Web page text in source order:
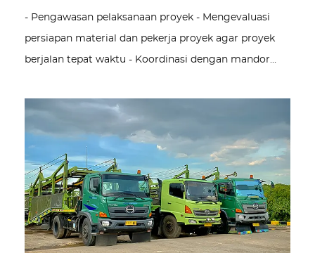
- Pengawasan pelaksanaan proyek - Mengevaluasi
persiapan material dan pekerja proyek agar proyek
berjalan tepat waktu - Koordinasi dengan mandor…